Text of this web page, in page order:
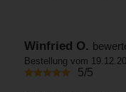
Winfried O.
Bestellung vom
5/5